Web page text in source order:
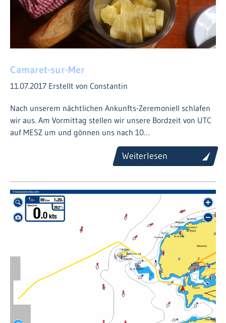
Camaret-sur-Mer
11.07.2017 Erstellt von Constantin
Nach unserem nächtlichen Ankunfts-Zeremoniell schlafen
wir aus. Am Vormittag stellen wir unsere Bordzeit von UTC
auf MESZ um und gönnen uns nach 10…
Weiterlesen